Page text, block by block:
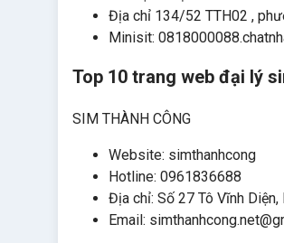
Địa chỉ 134/52 TTH02 ,
Minisit:
Top 10 trang web đại lý
SIM THÀNH CÔNG
Website: simthanhcong
Hotline: 0961836688
Địa chỉ: Số 27 Tô Vĩnh Diện,
Email: